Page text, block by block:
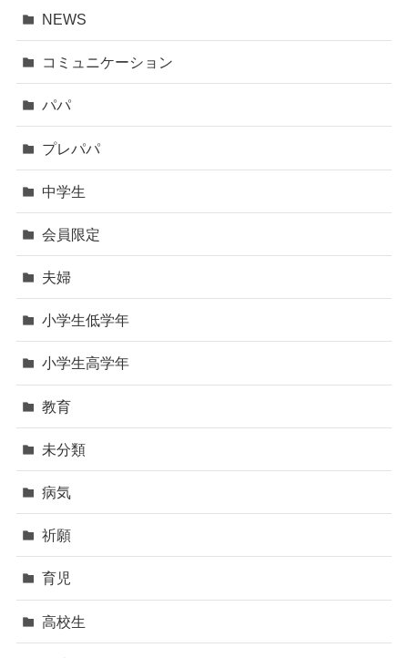
NEWS
コミュニケーション
パパ
プレパパ
中学生
会員限定
夫婦
小学生低学年
小学生高学年
教育
未分類
病気
祈願
育児
高校生